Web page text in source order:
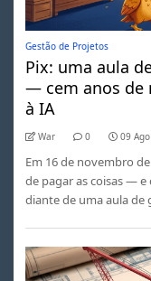
Gestão de Projetos
Pix: uma aula
— cem anos de
à IA
War 0 09
Em 16 de novembro
de pagar as coisas —
diante de uma aula de